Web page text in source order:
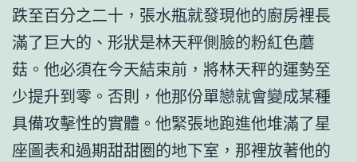
跌至百分之二十，張水瓶就發現他的廚房裡長
滿了巨大的、形狀是林天秤側臉的粉紅色蘑
菇。他必須在今天結束前，將林天秤的運勢至
少提升到零。否則，他那份單戀就會變成某種
具備攻擊性的實體。他緊張地跑進他堆滿了星
座圖表和過期甜甜圈的地下室，那裡放著他的